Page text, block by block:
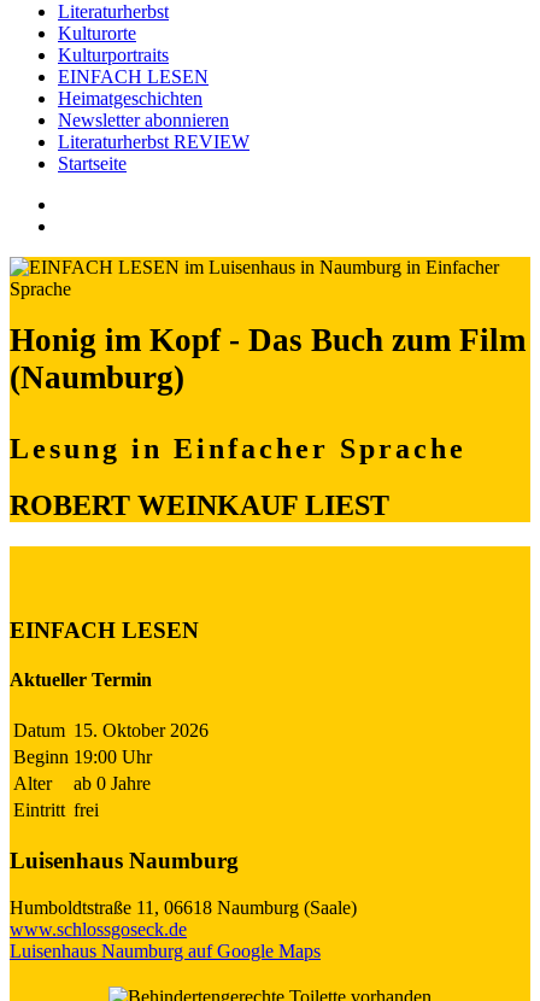
Literaturherbst
Kulturorte
Kulturportraits
EINFACH LESEN
Heimatgeschichten
Newsletter abonnieren
Literaturherbst REVIEW
Startseite
Honig im Kopf - Das Buch zum Film
(Naumburg)
Lesung in Einfacher Sprache
ROBERT WEINKAUF LIEST
EINFACH LESEN
Aktueller Termin
Datum 15. Oktober 2026
Beginn 19:00 Uhr
Alter
ab 0 Jahre
Eintritt frei
Luisenhaus Naumburg
Humboldtstraße 11, 06618 Naumburg (Saale)
www.schlossgoseck.de
Luisenhaus Naumburg auf Google Maps